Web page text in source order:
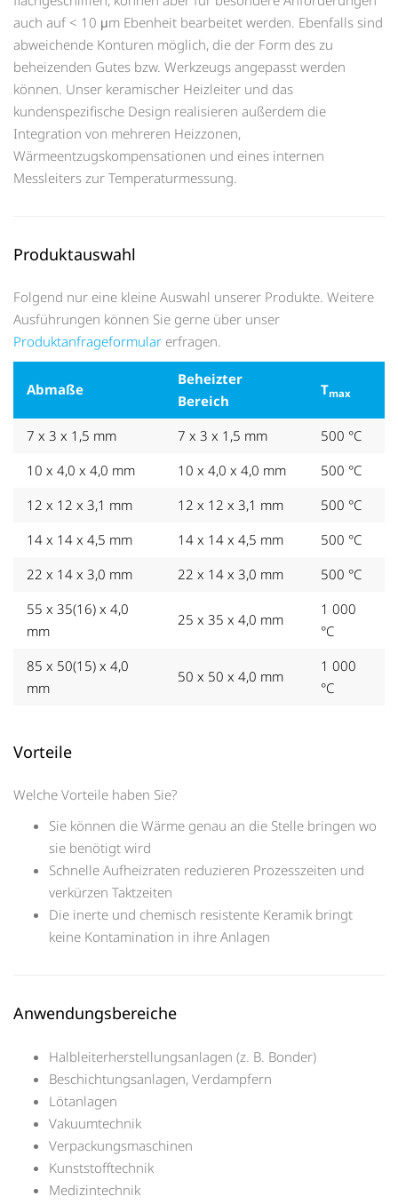
auch auf < 10 μm Ebenheit bearbeitet werden. Ebenfalls sind
abweichende Konturen möglich, die der Form des zu
beheizenden Gutes bzw. Werkzeugs angepasst werden
können. Unser keramischer Heizleiter und das
kundenspezifische Design realisieren außerdem die
Integration von mehreren Heizzonen,
Wärmeentzugskompensationen und eines internen
Messleiters zur Temperaturmessung.
Produktauswahl
Folgend nur eine kleine Auswahl unserer Produkte. Weitere
Ausführungen können Sie gerne über unser
Produktanfrageformular erfragen.
Abmaße
Beheizter
Bereich
Tmax
7 x 3 x 1,5 mm 7 x 3 x 1,5 mm
500 °C
10 x 4,0 x 4,0 mm
10 x 4,0 x 4,0 mm
500 °C
12 x 12 x 3,1 mm
12 x 12 x 3,1 mm
500 °C
14 x 14 x 4,5 mm
14 x 14 x 4,5 mm
500 °C
22 x 14 x 3,0 mm
22 x 14 x 3,0 mm
500 °C
55 x 35(16) x 4,0
mm
25 x 35 x 4,0 mm
1 000
°C
85 x 50(15) x 4,0
mm
50 x 50 x 4,0 mm
1 000
°C
Vorteile
Welche Vorteile haben Sie?
Sie können die Wärme genau an die Stelle bringen wo
sie benötigt wird
Schnelle Aufheizraten reduzieren Prozesszeiten und
verkürzen Taktzeiten
Die inerte und chemisch resistente Keramik bringt
keine Kontamination in ihre Anlagen
Anwendungsbereiche
Halbleiterherstellungsanlagen (z. B. Bonder)
Beschichtungsanlagen, Verdampfern
Lötanlagen
Vakuumtechnik
Verpackungsmaschinen
Kunststofftechnik
Medizintechnik